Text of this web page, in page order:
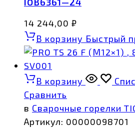
14 244,00 ₽
В корзину Быстрый
В корзину
Сравнить
в Сварочные горелки
Артикул: 00000098701